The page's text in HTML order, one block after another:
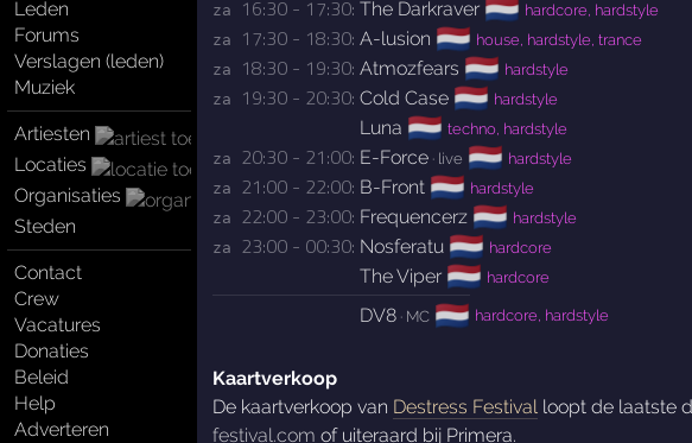
Leden
Forums
Verslagen (leden)
Muziek
Artiesten
Locaties
Organisaties
Steden
Contact
Crew
Vacatures
Donaties
Beleid
Help
Adverteren
za
16:30 - 17:30: The Darkraver 🇳🇱 hardcore, hardstyle
za
17:30 - 18:30: A-lusion 🇳🇱 house, hardstyle, trance
za
18:30 - 19:30: Atmozfears 🇳🇱 hardstyle
za
19:30 - 20:30: Cold Case 🇳🇱 hardstyle
Luna 🇳🇱 techno, hardstyle
za 20:30 - 21:00: E-Force· live 🇳🇱 hardstyle
za 21:00 - 22:00: B-Front 🇳🇱 hardstyle
za 22:00 - 23:00: Frequencerz 🇳🇱 hardstyle
za 23:00 - 00:30: Nosferatu 🇳🇱 hardcore
The Viper 🇳🇱 hardcore
DV8· MC 🇳🇱 hardcore, hardstyle
Kaartverkoop
De kaartverkoop van Destress Festival loopt de laatste
festival.com of uiteraard bij Primera.